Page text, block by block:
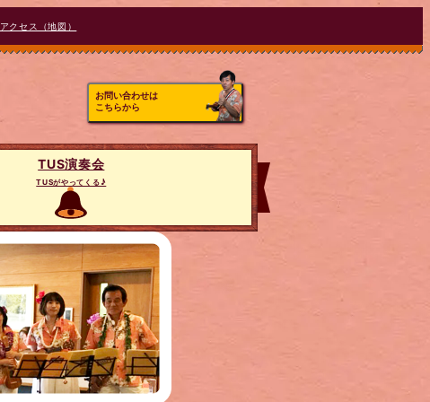
アクセス（地図）
お問い合わせは
こちらから
TUS演奏会
TUSがやってくる♪